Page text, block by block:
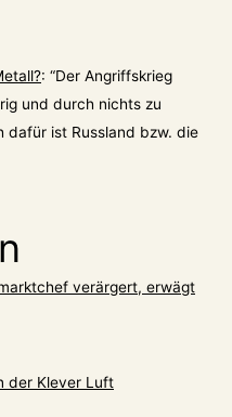
: “Der Angriffskrieg
und durch nichts zu
dafür ist Russland bzw. die
verärgert, erwägt
der Klever Luft